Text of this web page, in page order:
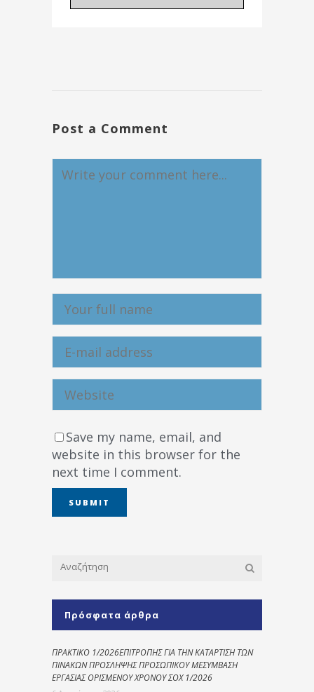
Post a Comment
Save my name, email, and
website in this browser for the
next time I comment.
Πρόσφατα άρθρα
ΠΡΑΚΤΙΚΟ 1/2026ΕΠΙΤΡΟΠΗΣ ΓΙΑ ΤΗΝ ΚΑΤΑΡΤΙΣΗ ΤΩΝ
ΠΙΝΑΚΩΝ ΠΡΟΣΛΗΨΗΣ ΠΡΟΣΩΠΙΚΟΥ ΜΕΣΥΜΒΑΣΗ
ΕΡΓΑΣΙΑΣ ΟΡΙΣΜΕΝΟΥ ΧΡΟΝΟΥ ΣΟΧ 1/2026